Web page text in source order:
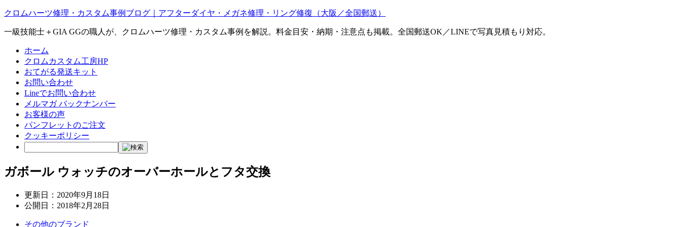
クロムハーツ修理・カスタム事例ブログ｜アフターダイヤ・メガネ修理・リング修復（大阪／全国郵送）
一級技能士＋GIA GGの職人が、クロムハーツ修理・カスタム事例を解説。料金目安・納期・注意点も掲載。全国郵送OK／LINEで写真見積もり対応。
ホーム
クロムカスタム工房HP
おてがる発送キット
お問い合わせ
Lineでお問い合わせ
メルマガ バックナンバー
お客様の声
パンフレットのご注文
クッキーポリシー
ガボール ウォッチのオーバーホールとフタ交換
更新日： 2020年9月18日
公開日： 2018年2月28日
その他のブランド